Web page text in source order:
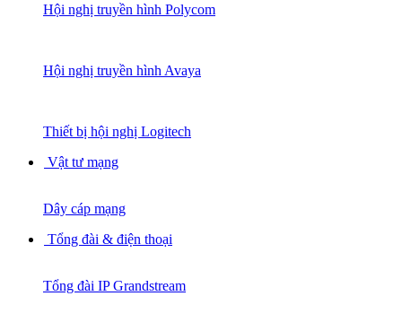
Hội nghị truyền hình Polycom
Hội nghị truyền hình Avaya
Thiết bị hội nghị Logitech
Vật tư mạng
Dây cáp mạng
Tổng đài & điện thoại
Tổng đài IP Grandstream